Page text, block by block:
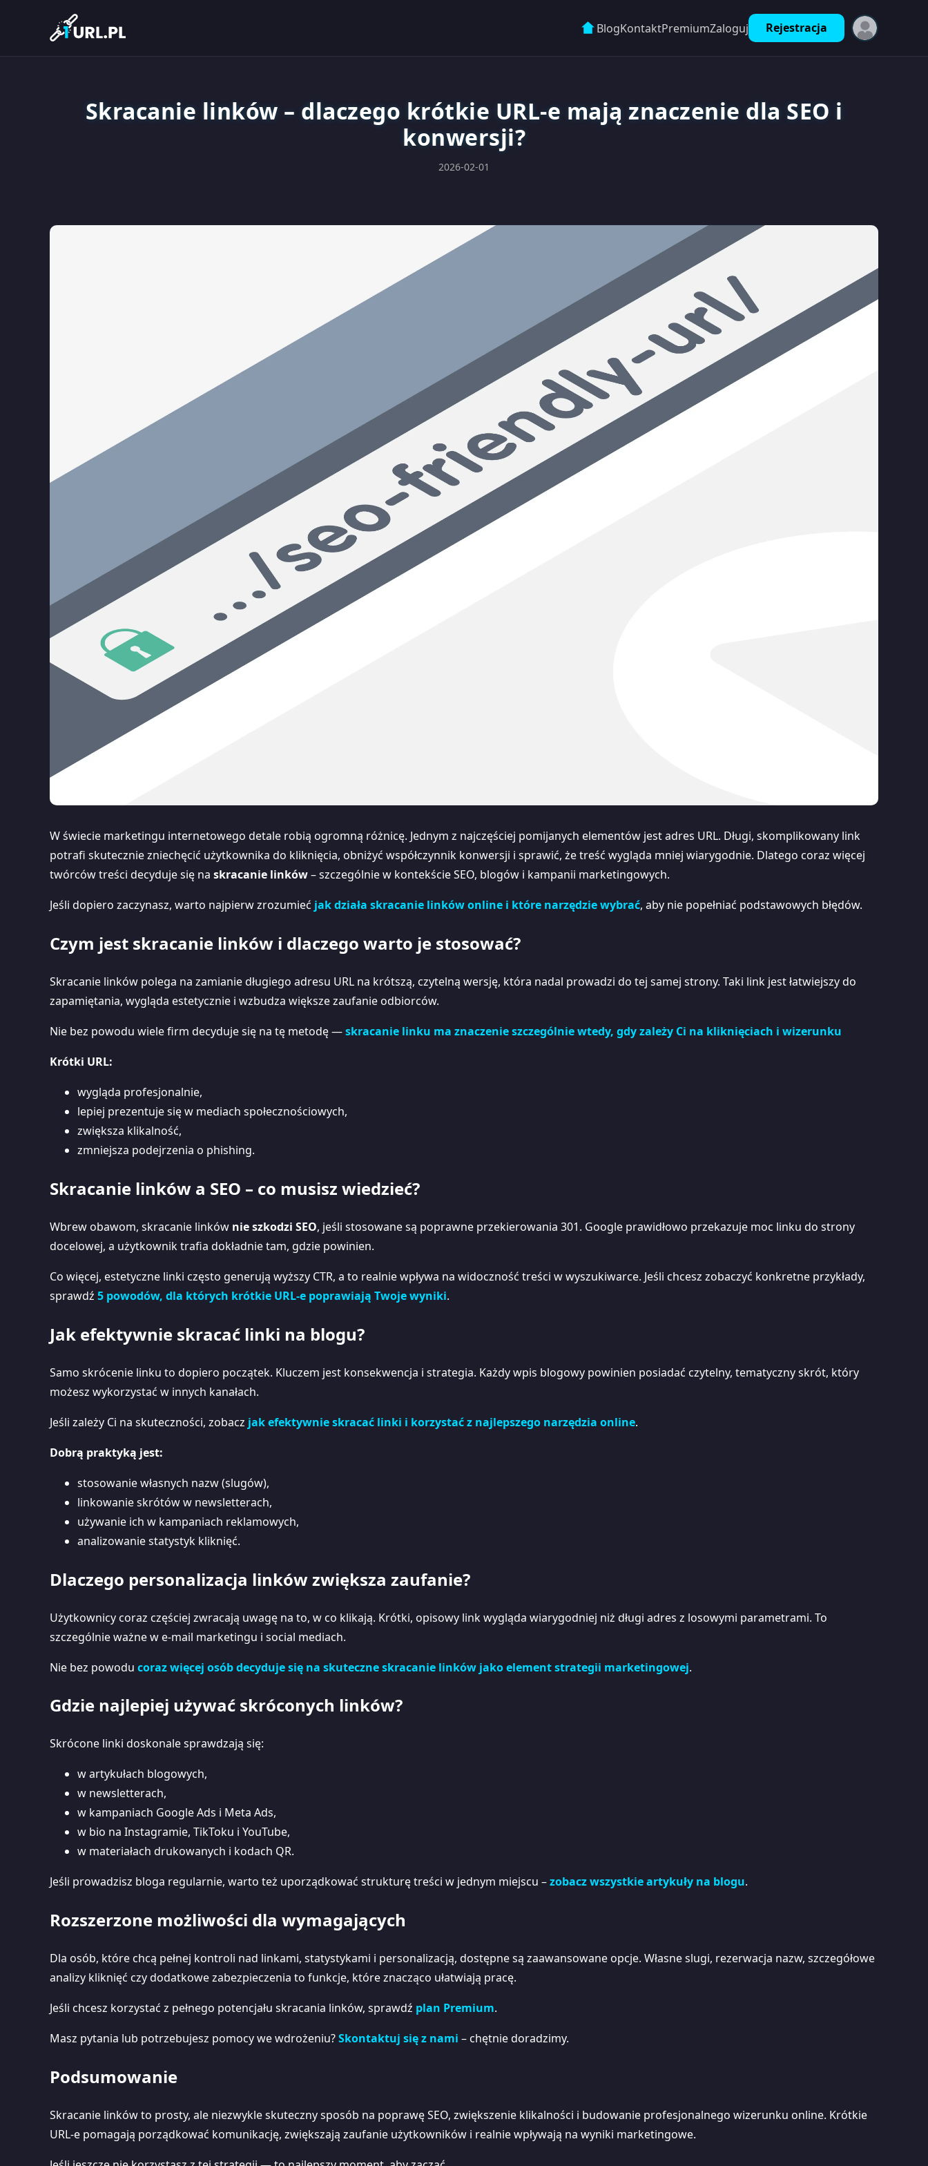
BlogKontaktPremiumZaloguj Rejestracja
Skracanie linków – dlaczego krótkie URL-e mają znaczenie dla SEO i
konwersji?
2026-02-01
W świecie marketingu internetowego detale robią ogromną różnicę. Jednym z najczęściej pomijanych elementów jest adres URL. Długi, skomplikowany link
potrafi skutecznie zniechęcić użytkownika do kliknięcia, obniżyć współczynnik konwersji i sprawić, że treść wygląda mniej wiarygodnie. Dlatego coraz więcej
twórców treści decyduje się na skracanie linków– szczególnie w kontekście SEO, blogów i kampanii marketingowych.
Jeśli dopiero zaczynasz, warto najpierw zrozumieć jak działa skracanie linków online i które narzędzie wybrać, aby nie popełniać podstawowych błędów.
Czym jest skracanie linków i dlaczego warto je stosować?
Skracanie linków polega na zamianie długiego adresu URL na krótszą, czytelną wersję, która nadal prowadzi do tej samej strony. Taki link jest łatwiejszy do
zapamiętania, wygląda estetycznie i wzbudza większe zaufanie odbiorców.
Nie bez powodu wiele firm decyduje się na tę metodę —skracanie linku ma znaczenie szczególnie wtedy, gdy zależy Ci na kliknięciach i wizerunku
Krótki URL:
wygląda profesjonalnie,
lepiej prezentuje się w mediach społecznościowych,
zwiększa klikalność,
zmniejsza podejrzenia o phishing.
Skracanie linków a SEO – co musisz wiedzieć?
Wbrew obawom, skracanie linków nie szkodzi SEO, jeśli stosowane są poprawne przekierowania 301. Google prawidłowo przekazuje moc linku do strony
docelowej, a użytkownik trafia dokładnie tam, gdzie powinien.
Co więcej, estetyczne linki często generują wyższy CTR, a to realnie wpływa na widoczność treści w wyszukiwarce. Jeśli chcesz zobaczyć konkretne przykłady,
sprawdź 5 powodów, dla których krótkie URL-e poprawiają Twoje wyniki.
Jak efektywnie skracać linki na blogu?
Samo skrócenie linku to dopiero początek. Kluczem jest konsekwencja i strategia. Każdy wpis blogowy powinien posiadać czytelny, tematyczny skrót, który
możesz wykorzystać w innych kanałach.
Jeśli zależy Ci na skuteczności, zobacz jak efektywnie skracać linki i korzystać z najlepszego narzędzia online.
Dobrą praktyką jest:
stosowanie własnych nazw (slugów),
linkowanie skrótów w newsletterach,
używanie ich w kampaniach reklamowych,
analizowanie statystyk kliknięć.
Dlaczego personalizacja linków zwiększa zaufanie?
Użytkownicy coraz częściej zwracają uwagę na to, w co klikają. Krótki, opisowy link wygląda wiarygodniej niż długi adres z losowymi parametrami. To
szczególnie ważne w e-mail marketingu i social mediach.
Nie bez powodu coraz więcej osób decyduje się na skuteczne skracanie linków jako element strategii marketingowej.
Gdzie najlepiej używać skróconych linków?
Skrócone linki doskonale sprawdzają się:
w artykułach blogowych,
w newsletterach,
w kampaniach Google Ads i Meta Ads,
w bio na Instagramie, TikToku i YouTube,
w materiałach drukowanych i kodach QR.
Jeśli prowadzisz bloga regularnie, warto też uporządkować strukturę treści w jednym miejscu –zobacz wszystkie artykuły na blogu.
Rozszerzone możliwości dla wymagających
Dla osób, które chcą pełnej kontroli nad linkami, statystykami i personalizacją, dostępne są zaawansowane opcje. Własne slugi, rezerwacja nazw, szczegółowe
analizy kliknięć czy dodatkowe zabezpieczenia to funkcje, które znacząco ułatwiają pracę.
Jeśli chcesz korzystać z pełnego potencjału skracania linków, sprawdź plan Premium.
Masz pytania lub potrzebujesz pomocy we wdrożeniu?Skontaktuj się z nami – chętnie doradzimy.
Podsumowanie
Skracanie linków to prosty, ale niezwykle skuteczny sposób na poprawę SEO, zwiększenie klikalności i budowanie profesjonalnego wizerunku online. Krótkie
URL-e pomagają porządkować komunikację, zwiększają zaufanie użytkowników i realnie wpływają na wyniki marketingowe.